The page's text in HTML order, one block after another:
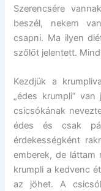
Szerencsére
beszél, nekem
csapni. Ma ilyen
szőlőt jelentett.
Kezdjük a
„édes krumpli”
csicsókának
édes és csak
érdekességként
emberek, de láttam
krumpli a kedvenc
az jöhet. A